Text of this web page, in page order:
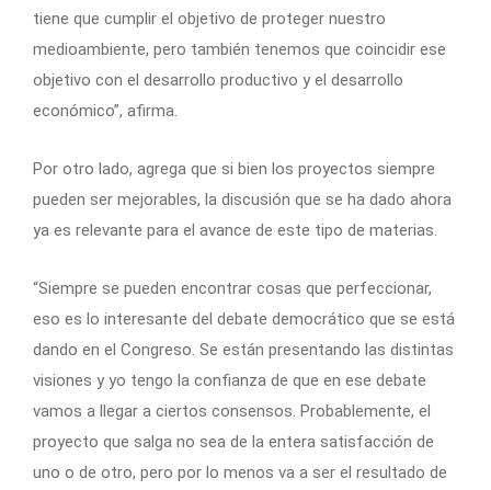
tiene que cumplir el objetivo de proteger nuestro
medioambiente, pero también tenemos que coincidir ese
objetivo con el desarrollo productivo y el desarrollo
económico”, afirma.
Por otro lado, agrega que si bien los proyectos siempre
pueden ser mejorables, la discusión que se ha dado ahora
ya es relevante para el avance de este tipo de materias.
“Siempre se pueden encontrar cosas que perfeccionar,
eso es lo interesante del debate democrático que se está
dando en el Congreso. Se están presentando las distintas
visiones y yo tengo la confianza de que en ese debate
vamos a llegar a ciertos consensos. Probablemente, el
proyecto que salga no sea de la entera satisfacción de
uno o de otro, pero por lo menos va a ser el resultado de